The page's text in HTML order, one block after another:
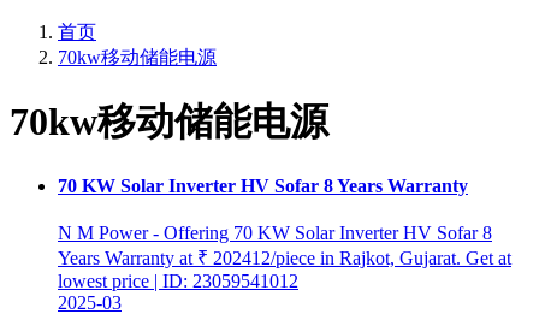
首页
70kw移动储能电源
70kw移动储能电源
70 KW Solar Inverter HV Sofar 8 Years Warranty
N M Power - Offering 70 KW Solar Inverter HV Sofar 8
Years Warranty at ₹ 202412/piece in Rajkot, Gujarat. Get at
lowest price | ID: 23059541012
2025-03